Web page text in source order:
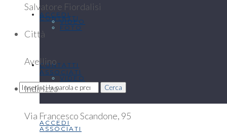
ACCEDI
CONTATTI
CONTATTI
Cerca
VIDEO
ASSOCIATI
ACCEDI
FOTO
VIDEO
ASSOCIATI
Salvatore Fiordalisi
Città
Avellino
Indirizzo
Via Francesco Scandone, 95